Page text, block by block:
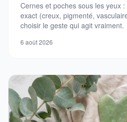
Cernes et poches sous les yeux
exact (creux, pigmenté,
choisir le geste qui agit vraiment.
6 août 2026